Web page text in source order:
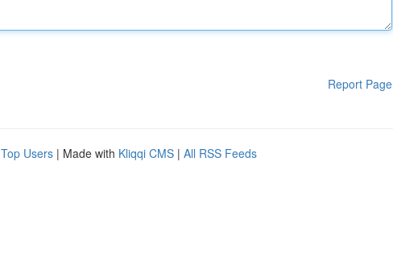
Report Page
Top Users | Made with Kliqqi CMS | All RSS Feeds